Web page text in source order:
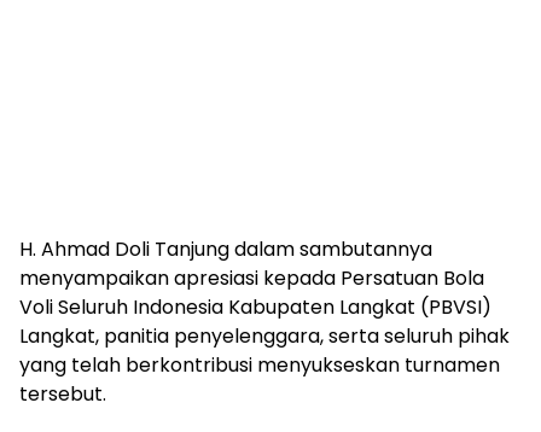
H. Ahmad Doli Tanjung dalam sambutannya
menyampaikan apresiasi kepada Persatuan Bola
Voli Seluruh Indonesia Kabupaten Langkat (PBVSI)
Langkat, panitia penyelenggara, serta seluruh pihak
yang telah berkontribusi menyukseskan turnamen
tersebut.